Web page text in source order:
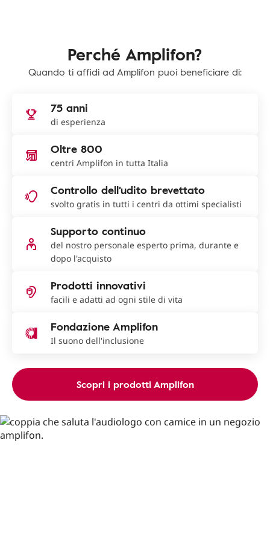
Perché Amplifon?
Quando ti affidi ad Amplifon puoi beneficiare di:
75 anni
di esperienza
Oltre 800
centri Amplifon in tutta Italia
Controllo dell'udito brevettato
svolto gratis in tutti i centri da ottimi specialisti
Supporto continuo
del nostro personale esperto prima, durante e
dopo l'acquisto
Prodotti innovativi
facili e adatti ad ogni stile di vita
Fondazione Amplifon
Il suono dell'inclusione
Scopri i prodotti Amplifon